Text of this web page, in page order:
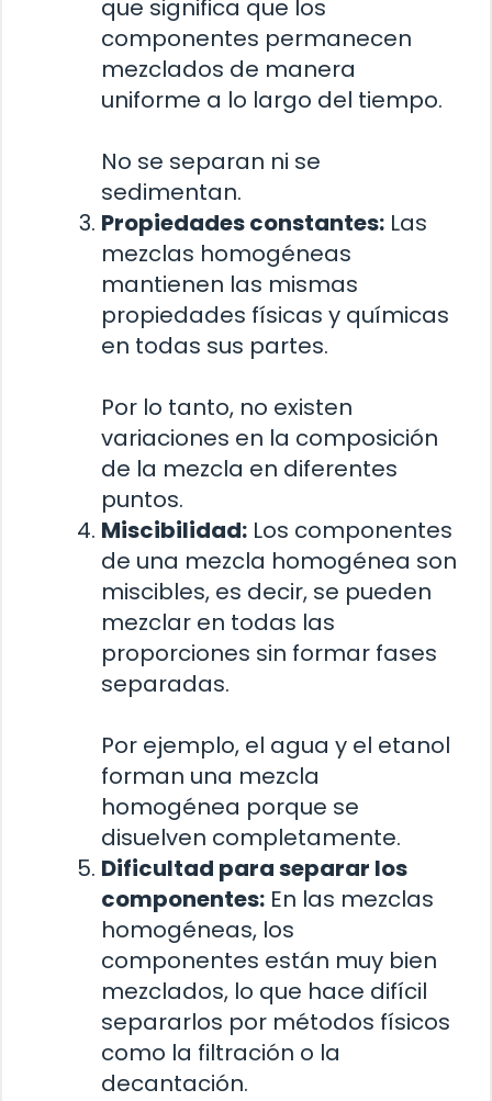
que significa que los
componentes permanecen
mezclados de manera
uniforme a lo largo del tiempo.
No se separan ni se
sedimentan.
Propiedades constantes: Las
mezclas homogéneas
mantienen las mismas
propiedades físicas y químicas
en todas sus partes.
Por lo tanto, no existen
variaciones en la composición
de la mezcla en diferentes
puntos.
Miscibilidad: Los componentes
de una mezcla homogénea son
miscibles, es decir, se pueden
mezclar en todas las
proporciones sin formar fases
separadas.
Por ejemplo, el agua y el etanol
forman una mezcla
homogénea porque se
disuelven completamente.
Dificultad para separar los
componentes: En las mezclas
homogéneas, los
componentes están muy bien
mezclados, lo que hace difícil
separarlos por métodos físicos
como la filtración o la
decantación.